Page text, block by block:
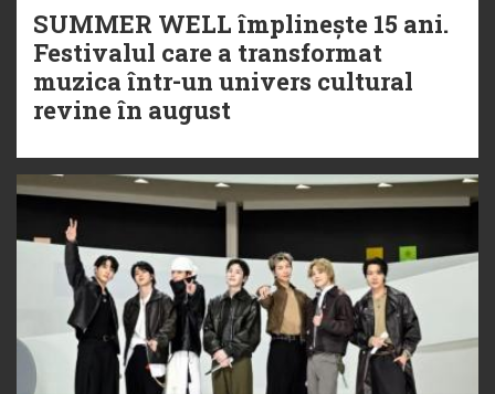
SUMMER WELL împlinește 15 ani.
Festivalul care a transformat
muzica într-un univers cultural
revine în august